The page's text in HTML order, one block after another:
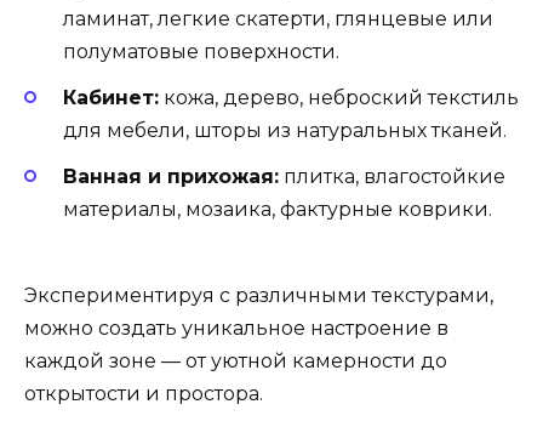
ламинат, легкие скатерти, глянцевые или
полуматовые поверхности.
Кабинет: кожа, дерево, неброский текстиль
для мебели, шторы из натуральных тканей.
Ванная и прихожая: плитка, влагостойкие
материалы, мозаика, фактурные коврики.
Экспериментируя с различными текстурами,
можно создать уникальное настроение в
каждой зоне — от уютной камерности до
открытости и простора.